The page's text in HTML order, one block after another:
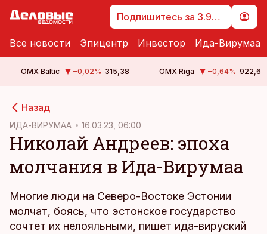
Подпишитесь за 3.99 €
Все новости Эпицентр Инвестор Ида-Вирумаа
OMX Baltic −0,02% 315,38 OMX Riga −0,64% 922,6
Назад
ИДА-ВИРУМАА 16.03.23, 06:00
Николай Андреев: эпоха
молчания в Ида-Вирумаа
Многие люди на Северо-Востоке Эстонии
молчат, боясь, что эстонское государство
сочтет их нелояльными, пишет ида-вируский